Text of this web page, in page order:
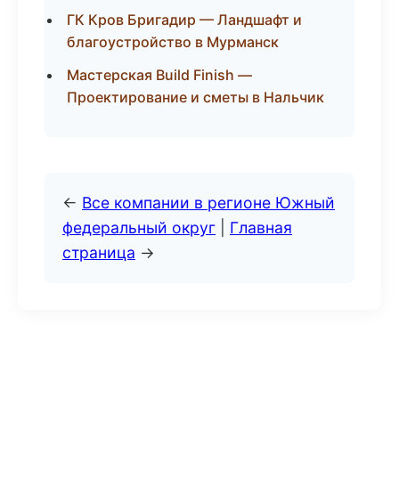
ГК Кров Бригадир — Ландшафт и
благоустройство в Мурманск
Мастерская Build Finish —
Проектирование и сметы в Нальчик
← Все компании в регионе Южный
федеральный округ
Главная
страница →